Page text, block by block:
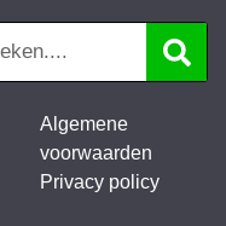
Algemene
voorwaarden
Privacy policy